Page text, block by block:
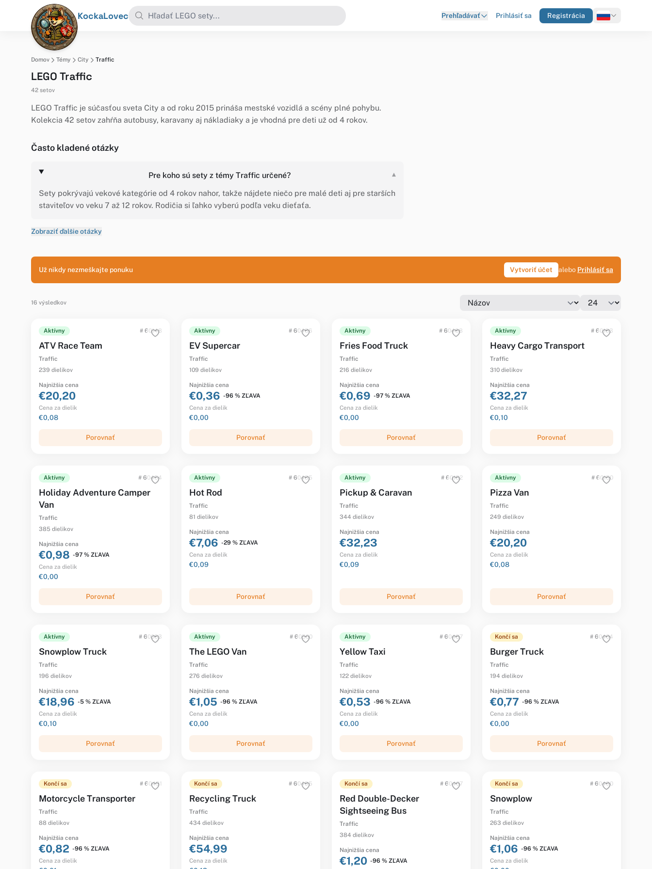
KockaLovec Prehľadávať Prihlásiť sa Registrácia
Domov Témy City Traffic
LEGO Traffic
42 setov
LEGO Traffic je súčasťou sveta City a od roku 2015 prináša mestské vozidlá a scény plné pohybu.
Kolekcia 42 setov zahŕňa autobusy, karavany aj nákladiaky a je vhodná pre deti už od 4 rokov.
Často kladené otázky
Pre koho sú sety z témy Traffic určené?
▾
Sety pokrývajú vekové kategórie od 4 rokov nahor, takže nájdete niečo pre malé deti aj pre starších
staviteľov vo veku 7 až 12 rokov. Rodičia si ľahko vyberú podľa veku dieťaťa.
Zobraziť ďalšie otázky
Už nikdy nezmeškajte ponuku Vytvoriť účet alebo Prihlásiť sa
16 výsledkov
Aktívny # 60148
ATV Race Team
Traffic
239 dielikov
Najnižšia cena
€20,20
Cena za dielik
€0,08
Porovnať
Aktívny # 60486
EV Supercar
Traffic
109 dielikov
Najnižšia cena
€0,36 -96 % ZĽAVA
Cena za dielik
€0,00
Porovnať
Aktívny # 60488
Fries Food Truck
Traffic
216 dielikov
Najnižšia cena
€0,69 -97 % ZĽAVA
Cena za dielik
€0,00
Porovnať
Aktívny # 60183
Heavy Cargo Transport
Traffic
310 dielikov
Najnižšia cena
€32,27
Cena za dielik
€0,10
Porovnať
Aktívny # 60454
Holiday Adventure Camper
Van
Traffic
385 dielikov
Najnižšia cena
€0,98 -97 % ZĽAVA
Cena za dielik
€0,00
Porovnať
Aktívny # 60485
Hot Rod
Traffic
81 dielikov
Najnižšia cena
€7,06 -29 % ZĽAVA
Cena za dielik
€0,09
Porovnať
Aktívny # 60182
Pickup & Caravan
Traffic
344 dielikov
Najnižšia cena
€32,23
Cena za dielik
€0,09
Porovnať
Aktívny # 60150
Pizza Van
Traffic
249 dielikov
Najnižšia cena
€20,20
Cena za dielik
€0,08
Porovnať
Aktívny # 60083
Snowplow Truck
Traffic
196 dielikov
Najnižšia cena
€18,96 -5 % ZĽAVA
Cena za dielik
€0,10
Porovnať
Aktívny # 60500
The LEGO Van
Traffic
276 dielikov
Najnižšia cena
€1,05 -96 % ZĽAVA
Cena za dielik
€0,00
Porovnať
Aktívny # 60487
Yellow Taxi
Traffic
122 dielikov
Najnižšia cena
€0,53 -96 % ZĽAVA
Cena za dielik
€0,00
Porovnať
Končí sa # 60404
Burger Truck
Traffic
194 dielikov
Najnižšia cena
€0,77 -96 % ZĽAVA
Cena za dielik
€0,00
Porovnať
Končí sa # 60491
Motorcycle Transporter
Traffic
88 dielikov
Najnižšia cena
€0,82 -96 % ZĽAVA
Cena za dielik
Končí sa # 60495
Recycling Truck
Traffic
434 dielikov
Najnižšia cena
€54,99
Cena za dielik
Končí sa # 60407
Red Double-Decker
Sightseeing Bus
Traffic
384 dielikov
Najnižšia cena
€1,20 -96 % ZĽAVA
Končí sa # 60490
Snowplow
Traffic
263 dielikov
Najnižšia cena
€1,06 -96 % ZĽAVA
Cena za dielik